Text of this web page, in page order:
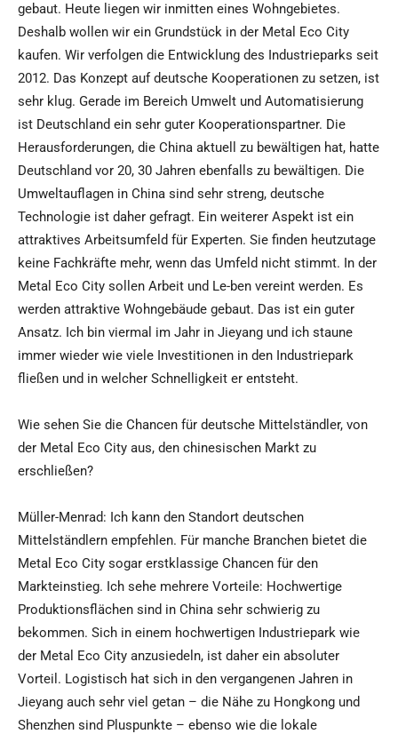
gebaut. Heute liegen wir inmitten eines Wohngebietes.
Deshalb wollen wir ein Grundstück in der Metal Eco City
kaufen. Wir verfolgen die Entwicklung des Industrieparks seit
2012. Das Konzept auf deutsche Kooperationen zu setzen, ist
sehr klug. Gerade im Bereich Umwelt und Automatisierung
ist Deutschland ein sehr guter Kooperationspartner. Die
Herausforderungen, die China aktuell zu bewältigen hat, hatte
Deutschland vor 20, 30 Jahren ebenfalls zu bewältigen. Die
Umweltauflagen in China sind sehr streng, deutsche
Technologie ist daher gefragt. Ein weiterer Aspekt ist ein
attraktives Arbeitsumfeld für Experten. Sie finden heutzutage
keine Fachkräfte mehr, wenn das Umfeld nicht stimmt. In der
Metal Eco City sollen Arbeit und Le-ben vereint werden. Es
werden attraktive Wohngebäude gebaut. Das ist ein guter
Ansatz. Ich bin viermal im Jahr in Jieyang und ich staune
immer wieder wie viele Investitionen in den Industriepark
fließen und in welcher Schnelligkeit er entsteht.
Wie sehen Sie die Chancen für deutsche Mittelständler, von
der Metal Eco City aus, den chinesischen Markt zu
erschließen?
Müller-Menrad: Ich kann den Standort deutschen
Mittelständlern empfehlen. Für manche Branchen bietet die
Metal Eco City sogar erstklassige Chancen für den
Markteinstieg. Ich sehe mehrere Vorteile: Hochwertige
Produktionsflächen sind in China sehr schwierig zu
bekommen. Sich in einem hochwertigen Industriepark wie
der Metal Eco City anzusiedeln, ist daher ein absoluter
Vorteil. Logistisch hat sich in den vergangenen Jahren in
Jieyang auch sehr viel getan – die Nähe zu Hongkong und
Shenzhen sind Pluspunkte – ebenso wie die lokale